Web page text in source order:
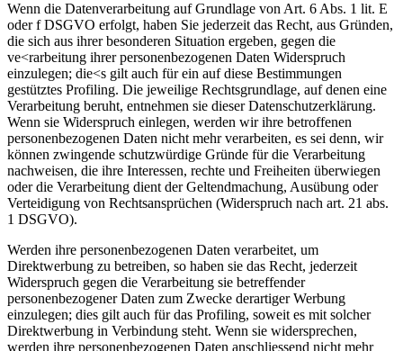
Wenn die Datenverarbeitung auf Grundlage von Art. 6 Abs. 1 lit. E
oder f DSGVO erfolgt, haben Sie jederzeit das Recht, aus Gründen,
die sich aus ihrer besonderen Situation ergeben, gegen die
ve<rarbeitung ihrer personenbezogenen Daten Widerspruch
einzulegen; die<s gilt auch für ein auf diese Bestimmungen
gestütztes Profiling. Die jeweilige Rechtsgrundlage, auf denen eine
Verarbeitung beruht, entnehmen sie dieser Datenschutzerklärung.
Wenn sie Widerspruch einlegen, werden wir ihre betroffenen
personenbezogenen Daten nicht mehr verarbeiten, es sei denn, wir
können zwingende schutzwürdige Gründe für die Verarbeitung
nachweisen, die ihre Interessen, rechte und Freiheiten überwiegen
oder die Verarbeitung dient der Geltendmachung, Ausübung oder
Verteidigung von Rechtsansprüchen (Widerspruch nach art. 21 abs.
1 DSGVO).
Werden ihre personenbezogenen Daten verarbeitet, um
Direktwerbung zu betreiben, so haben sie das Recht, jederzeit
Widerspruch gegen die Verarbeitung sie betreffender
personenbezogener Daten zum Zwecke derartiger Werbung
einzulegen; dies gilt auch für das Profiling, soweit es mit solcher
Direktwerbung in Verbindung steht. Wenn sie widersprechen,
werden ihre personenbezogenen Daten anschliessend nicht mehr